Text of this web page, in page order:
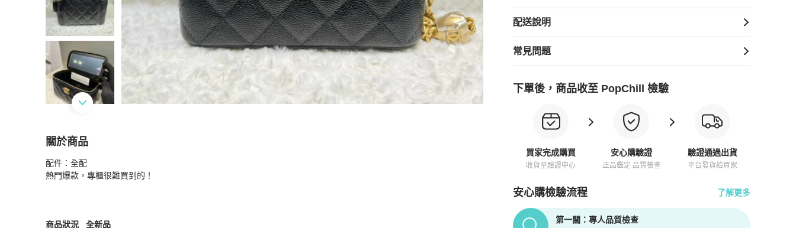
配送說明
常見問題
下單後，商品收至 PopChill 檢驗
買家完成購買
收貨至驗證中心
安心購驗證
正品鑑定 品質檢查
驗證通過出貨
平台發貨給買家
安心購檢驗流程 了解更多
PopChill拍拍圈正品驗證、安心購檢驗流程介紹
第一關：專人品質檢查
關於商品
關於 (全新）Chanel 愛心調節扣長盒子
配件：全配
熱門爆款，專櫃很難買到的！
商品狀況
Chanel女包商品狀態與細節
全新品